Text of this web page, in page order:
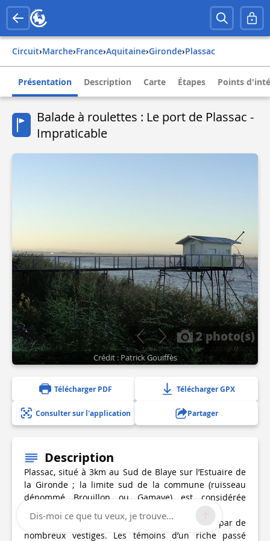
Circuit› Marche› france› aquitaine› gironde› plassac
Présentation Description Carte Étapes Points
Balade à roulettes : Le port de Plassac -
Impraticable
2 photo(s)
Crédit : Patrick Gouiffès
Télécharger PDF Télécharger GPX
Consulter sur l'application Partager
Description
Plassac, situé à 3km au Sud de Blaye sur l’Estuaire de
la Gironde ; la limite sud de la commune (ruisseau
dénommé Brouillon ou Gamaye) est considérée
comme une « frontière » entre pays d’Oil et d’Oc.
La présence ancienne de l’homme est attestée par de
nombreux vestiges. Les témoins d’un riche passé
Dis-moi ce que tu veux, je trouve...